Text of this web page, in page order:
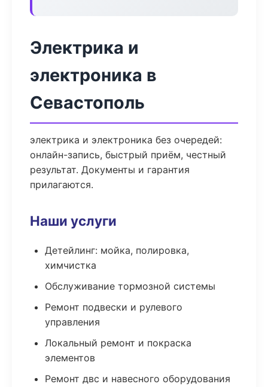
Электрика и
электроника в
Севастополь
электрика и электроника без очередей:
онлайн-запись, быстрый приём, честный
результат. Документы и гарантия
прилагаются.
Наши услуги
Детейлинг: мойка, полировка,
химчистка
Обслуживание тормозной системы
Ремонт подвески и рулевого
управления
Локальный ремонт и покраска
элементов
Ремонт двс и навесного оборудования